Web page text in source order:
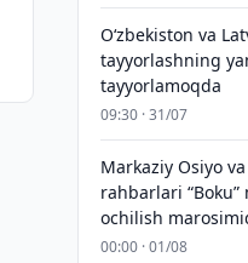
Oʻzbekiston va
tayyorlashning
tayyorlamoqda
09:30 · 31/07
Markaziy Osiyo
rahbarlari
ochilish
00:00 · 01/08